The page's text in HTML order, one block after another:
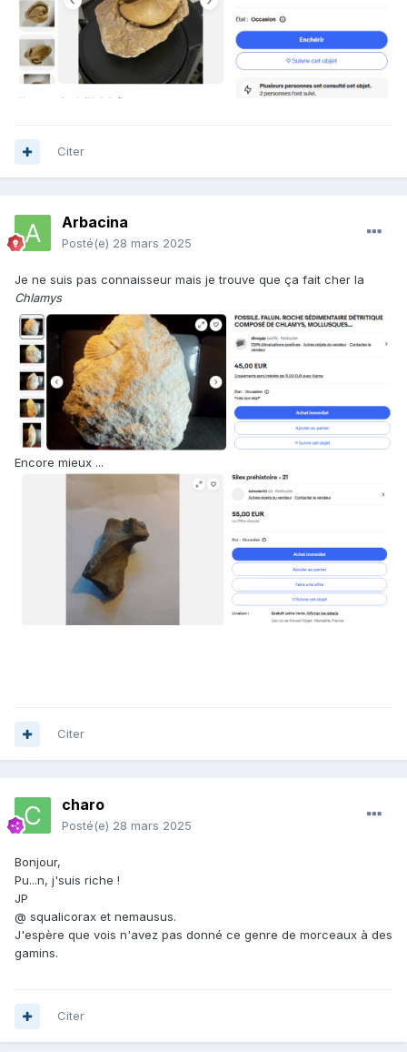
Citer
Arbacina
Posté(e) 28 mars 2025
Je ne suis pas connaisseur mais je trouve que ça fait cher la
Chlamys
Encore mieux ...
Citer
charo
Posté(e) 28 mars 2025
Bonjour,
Pu...n, j'suis riche !
JP
@ squalicorax et nemausus.
J'espère que vois n'avez pas donné ce genre de morceaux à des
gamins.
Citer